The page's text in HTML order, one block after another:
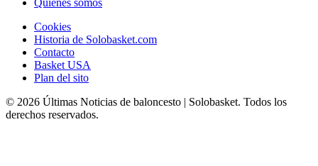
Quiénes somos
Cookies
Historia de Solobasket.com
Contacto
Basket USA
Plan del sito
© 2026 Últimas Noticias de baloncesto | Solobasket. Todos los
derechos reservados.